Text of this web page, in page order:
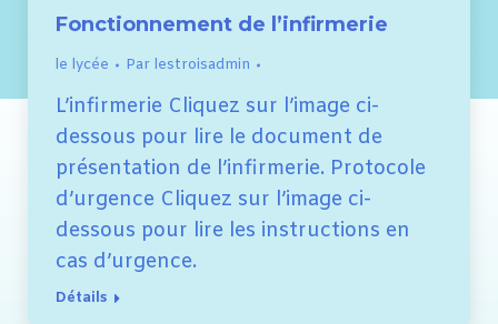
Fonctionnement de l’infirmerie
le lycée Par lestroisadmin
L’infirmerie Cliquez sur l’image ci-
dessous pour lire le document de
présentation de l’infirmerie. Protocole
d’urgence Cliquez sur l’image ci-
dessous pour lire les instructions en
cas d’urgence.
Détails